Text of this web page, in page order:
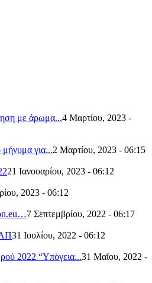
με άρωμα...4 Μαρτίου, 2023 -
μήνυμα για...2 Μαρτίου, 2023 - 06:15
21 Ιανουαρίου, 2023 - 06:12
2023 - 06:12
7 Σεπτεμβρίου, 2022 - 06:17
31 Ιουλίου, 2022 - 06:12
2022 “Υπόγεια...31 Μαΐου, 2022 -